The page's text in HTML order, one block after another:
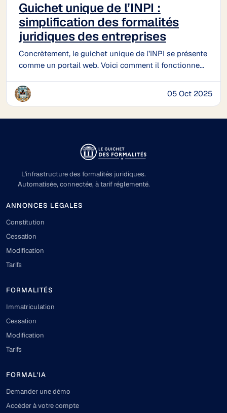
Guichet unique de l’INPI :
simplification des formalités
juridiques des entreprises
Concrètement, le guichet unique de l’INPI se présente
comme un portail web. Voici comment il fonctionne...
05 Oct 2025
L'infrastructure des formalités juridiques.
Automatisée, connectée, à tarif réglementé.
ANNONCES LÉGALES
Constitution
Cessation
Modification
Tarifs
FORMALITÉS
Immatriculation
Cessation
Modification
Tarifs
FORMAL'IA
Demander une démo
Accéder à votre compte